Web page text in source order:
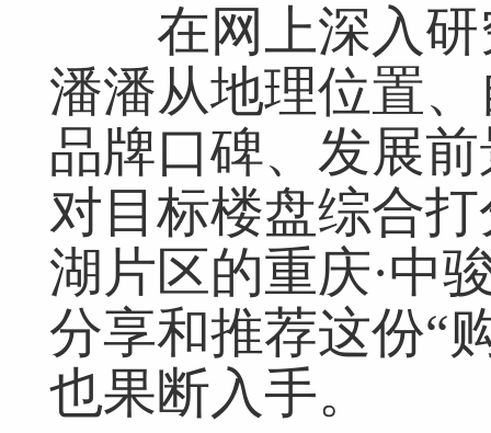
在网上深入研
潘潘从地理位置
品牌口碑、发展
对目标楼盘综合
湖片区的重庆·中
分享和推荐这份“
也果断入手。